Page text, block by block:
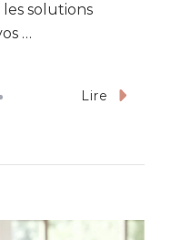
les solutions
…
Lire